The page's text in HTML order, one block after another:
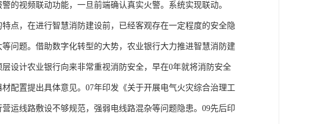
的视频联动功能，一旦前端确认真实火警。系统实现联动。
点，在进行智慧消防建设前，已经客观存在一定程度的安全隐
问题。借助数字化转型的大势，农业银行大力推进智慧消防建
设计农业银行向来非常重视消防安全，早在0年就将消防安全
配置提出具体意见。07年印发《关于开展电气火灾综合治理工
运线路敷设不够规范，强弱电线路混杂等问题隐患。09先后印